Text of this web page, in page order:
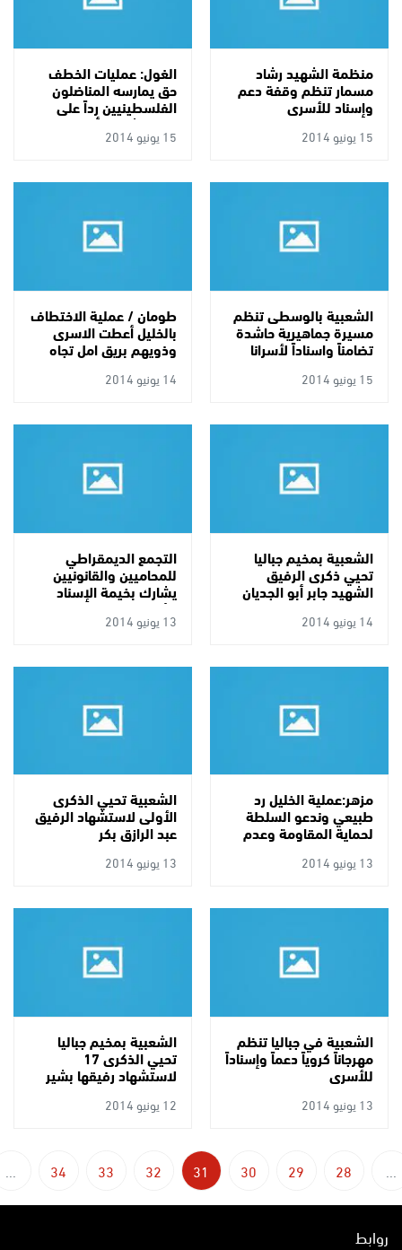
منظمة الشهيد رشاد
مسمار تنظم وقفة دعم
وإسناد للأسرى
15 يونيو 2014
الغول: عمليات الخطف
حق يمارسه المناضلون
الفلسطينيين رداً على
خطف شعب بأكمله15 يونيو 2014
الشعبية بالوسطى تنظم
مسيرة جماهيرية حاشدة
تضامناً واسناداً لأسرانا
البواسل15 يونيو 2014
طومان / عملية الاختطاف
بالخليل أعطت الاسرى
وذويهم بريق امل تجاه
تبيض السجون
14 يونيو 2014
الشعبية بمخيم جباليا
تحيي ذكرى الرفيق
الشهيد جابر أبو الجديان
14 يونيو 2014
التجمع الديمقراطي
للمحاميين والقانونيين
يشارك بخيمة الإسناد
للأسرى
13 يونيو 2014
مزهر:عملية الخليل رد
طبيعي وندعو السلطة
لحماية المقاومة وعدم
تكبيلها ومطاردتها13 يونيو 2014
الشعبية تحيي الذكرى
الأولى لاستشهاد الرفيق
عبد الرازق بكر
13 يونيو 2014
الشعبية في جباليا تنظم
مهرجاناً كروياً دعماً وإسناداً
للأسرى
13 يونيو 2014
الشعبية بمخيم جباليا
تحيي الذكرى 17
لاستشهاد رفيقها بشير
12 يونيو 2014
...
28
29
30
31
32
33
34
...
روابط